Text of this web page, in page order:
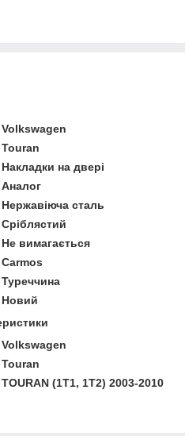
Volkswagen
Touran
Накладки на двері
Аналог
Нержавіюча сталь
Сріблястий
Не вимагається
Carmos
Туреччина
Новий
Volkswagen
Touran
TOURAN (1T1, 1T2) 2003-2010